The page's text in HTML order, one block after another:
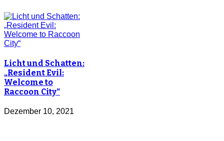
Licht und Schatten:
„Resident Evil:
Welcome to
Raccoon City“
Dezember 10, 2021